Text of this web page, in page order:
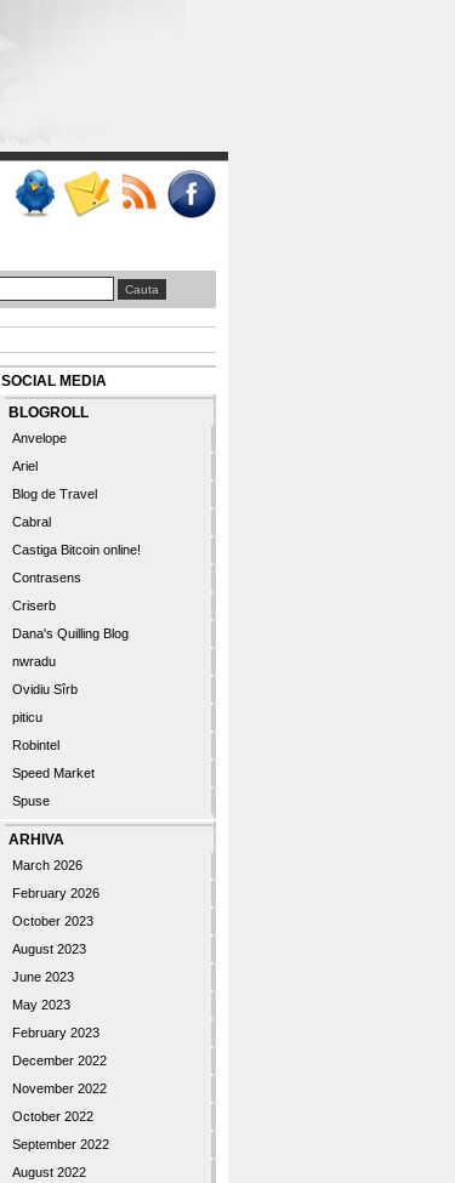
SOCIAL MEDIA
BLOGROLL
Anvelope
Ariel
Blog de Travel
Cabral
Castiga Bitcoin online!
Contrasens
Criserb
Dana's Quilling Blog
nwradu
Ovidiu Sîrb
piticu
Robintel
Speed Market
Spuse
ARHIVA
March 2026
February 2026
October 2023
August 2023
June 2023
May 2023
February 2023
December 2022
November 2022
October 2022
September 2022
August 2022